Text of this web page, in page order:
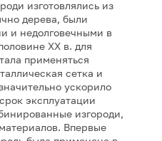
изготовлялись из
дерева, были
и недолговечными в
ХХ в. для
применяться
сетка и
ускорило
эксплуатации
изгороди,
Впервые